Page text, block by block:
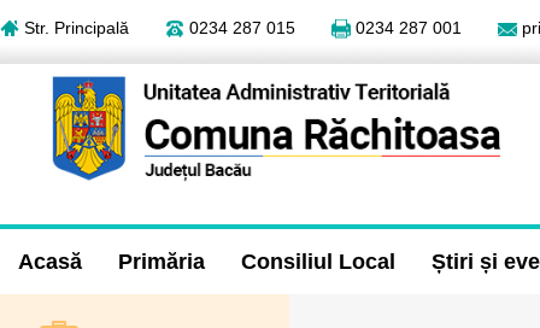
Str. Principală 0234 287 015 0234 287 001
Acasă Primăria Consiliul Local Știri și